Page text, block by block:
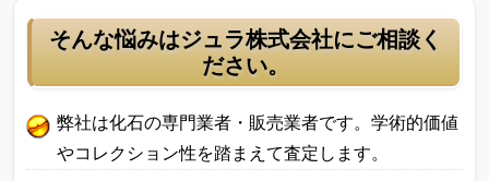
そんな悩みはジュラ株式会社にご相談く
ださい。
弊社は化石の専門業者・販売業者です。学術的価値
やコレクション性を踏まえて査定します。